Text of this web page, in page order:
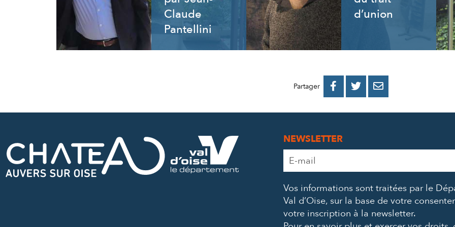
Claude
Pantellini
d’union
Partager 
PARTAGER
PARTAGER
PARTAGER
NEWSLETTER
Adresse
e-
*
Vos informations sont traitées par le
Val d’Oise, sur la base de votre
votre inscription à la newsletter.